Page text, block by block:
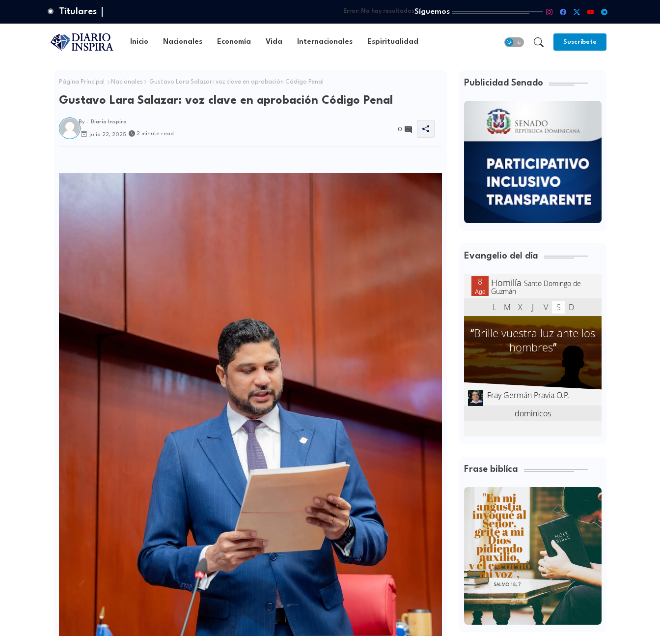
Títulares Error:No hay resultadosSíguemos
Inicio Nacionales Economía Vida Internacionales Espiritualidad Suscríbete
Página Principal Nacionales Gustavo Lara Salazar: voz clave en aprobación Código Penal
Gustavo Lara Salazar: voz clave en aprobación Código Penal
By - Diario Inspira
julio 22, 2025 2 minute read
0
Publicidad Senado
Evangelio del día
Frase biblíca